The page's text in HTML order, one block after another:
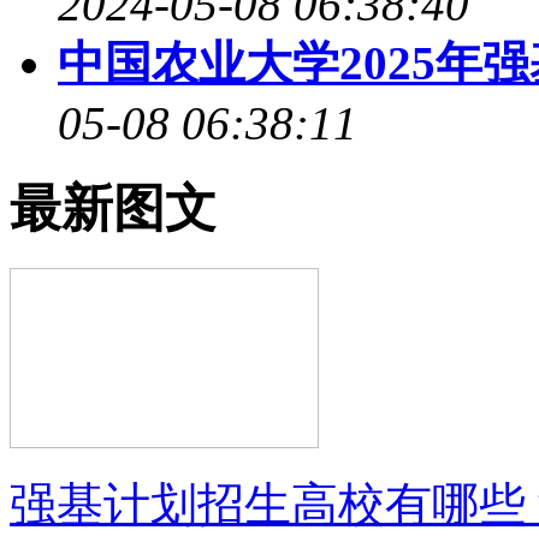
中国农业大学2025年
05-08 06:38:11
最新图文
强基计划招生高校有哪些